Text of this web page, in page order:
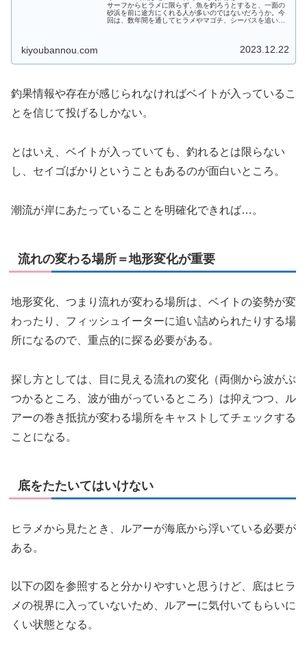
サーフからヒラメに限らず、魚を釣ろうとすると、一面の
砂浜を前に途方にくれる人が多いのではないだろうか。今
回は、数年間を通してヒラメやマゴチ、シーバスを追いか
kiyoubannou.com 2023.12.22
釣果情報や存在が感じられなければベイトが入っているこ
とを信じて投げるしかない。
とはいえ、ベイトが入っていても、釣れるとは限らない
し、セイゴばかりということもあるのが面白いところ。
潮流が岸にあたっていることを明確化できれば…。
流れの変わる場所＝地形変化が重要
地形変化、つまり流れが変わる場所は、ベイトの姿勢が変
わったり、フィッシュイーターに追い詰められたりする場
所になるので、重点的に探る必要がある。
探し方としては、目に見える流れの変化（両側から波がぶ
つかるところ、波が曲がっているところ）は抑えつつ、ル
アーの巻き抵抗が変わる場所をキャストしてチェックする
ことになる。
底をたたいてはいけない
ヒラメから見たとき、ルアーが海底から浮いている必要が
ある。
以下の図を参照すると分かりやすいと思うけど、底はヒラ
メの視界に入っていないため、ルアーに気付いてもらいに
くい状態となる。